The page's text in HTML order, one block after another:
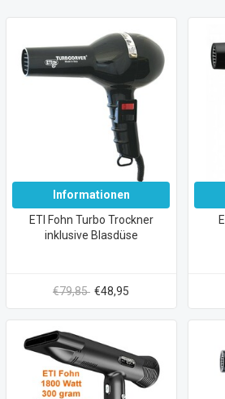
Informationen
ETI Fohn Turbo Trockner
inklusive Blasdüse
€79,85 €48,95